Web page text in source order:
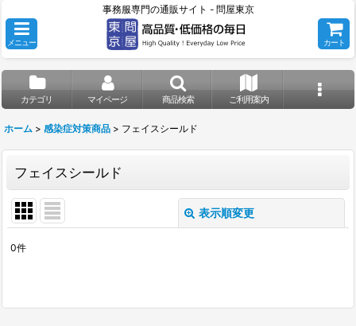
事務服専門の通販サイト - 問屋東京
メニュー カート
カテゴリ マイページ 商品検索 ご利用案内
ホーム > 感染症対策商品 > フェイスシールド
フェイスシールド
表示順変更
0件